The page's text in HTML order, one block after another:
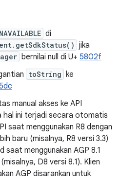
di
jika
bernilai null di U+ 5802f
toString ke
manual akses ke API
hal ini terjadi secara otomatis
saat menggunakan R8 dengan
baru (misalnya, R8 versi 3.3)
saat menggunakan AGP 8.1
D8 versi 8.1). Klien
AGP disarankan untuk